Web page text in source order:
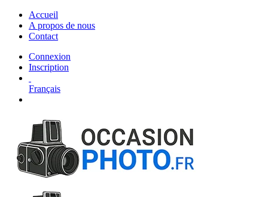
Accueil
A propos de nous
Contact
Connexion
Inscription
Français